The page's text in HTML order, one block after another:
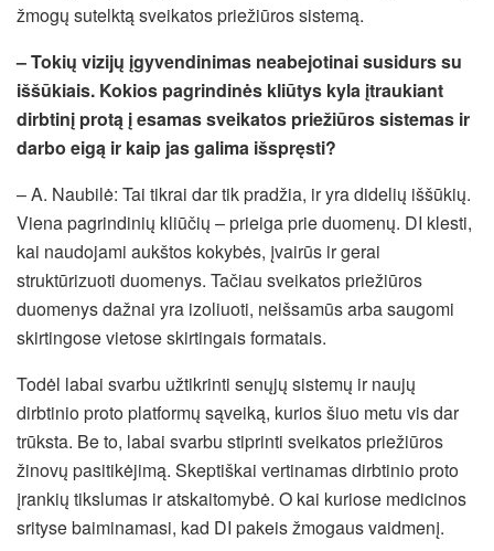
žmogų sutelktą sveikatos priežiūros sistemą.
– Tokių vizijų įgyvendinimas neabejotinai susidurs su
iššūkiais. Kokios pagrindinės kliūtys kyla įtraukiant
dirbtinį protą į esamas sveikatos priežiūros sistemas ir
darbo eigą ir kaip jas galima išspręsti?
– A. Naubilė: Tai tikrai dar tik pradžia, ir yra didelių iššūkių.
Viena pagrindinių kliūčių – prieiga prie duomenų. DI klesti,
kai naudojami aukštos kokybės, įvairūs ir gerai
struktūrizuoti duomenys. Tačiau sveikatos priežiūros
duomenys dažnai yra izoliuoti, neišsamūs arba saugomi
skirtingose vietose skirtingais formatais.
Todėl labai svarbu užtikrinti senųjų sistemų ir naujų
dirbtinio proto platformų sąveiką, kurios šiuo metu vis dar
trūksta. Be to, labai svarbu stiprinti sveikatos priežiūros
žinovų pasitikėjimą. Skeptiškai vertinamas dirbtinio proto
įrankių tikslumas ir atskaitomybė. O kai kuriose medicinos
srityse baiminamasi, kad DI pakeis žmogaus vaidmenį.